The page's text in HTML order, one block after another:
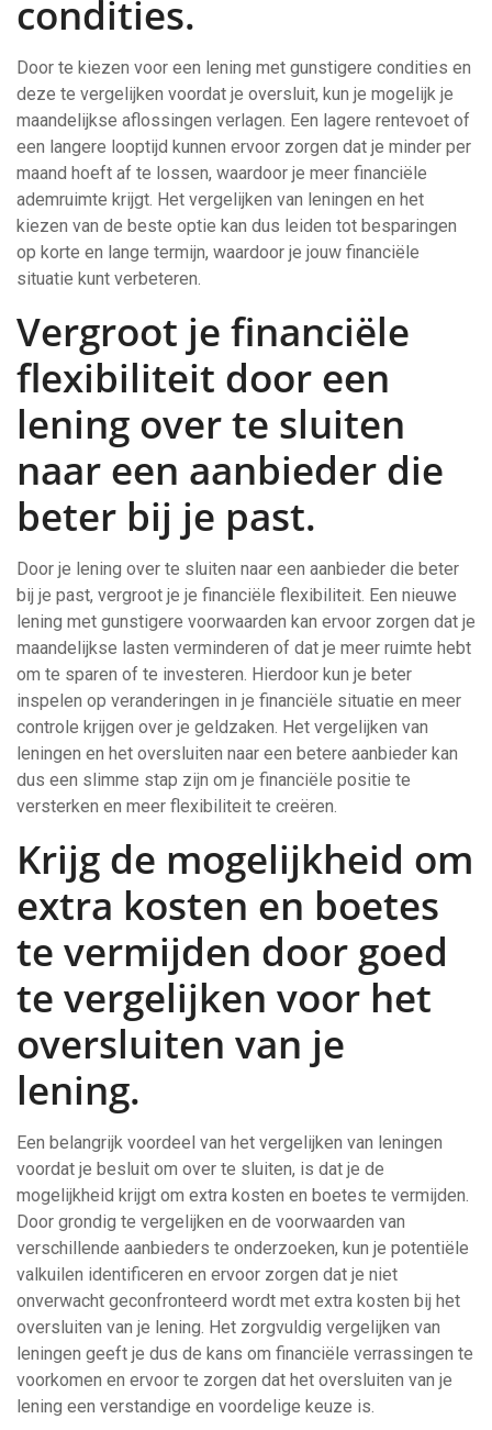
condities.
Door te kiezen voor een lening met gunstigere condities en
deze te vergelijken voordat je oversluit, kun je mogelijk je
maandelijkse aflossingen verlagen. Een lagere rentevoet of
een langere looptijd kunnen ervoor zorgen dat je minder per
maand hoeft af te lossen, waardoor je meer financiële
ademruimte krijgt. Het vergelijken van leningen en het
kiezen van de beste optie kan dus leiden tot besparingen
op korte en lange termijn, waardoor je jouw financiële
situatie kunt verbeteren.
Vergroot je financiële
flexibiliteit door een
lening over te sluiten
naar een aanbieder die
beter bij je past.
Door je lening over te sluiten naar een aanbieder die beter
bij je past, vergroot je je financiële flexibiliteit. Een nieuwe
lening met gunstigere voorwaarden kan ervoor zorgen dat je
maandelijkse lasten verminderen of dat je meer ruimte hebt
om te sparen of te investeren. Hierdoor kun je beter
inspelen op veranderingen in je financiële situatie en meer
controle krijgen over je geldzaken. Het vergelijken van
leningen en het oversluiten naar een betere aanbieder kan
dus een slimme stap zijn om je financiële positie te
versterken en meer flexibiliteit te creëren.
Krijg de mogelijkheid om
extra kosten en boetes
te vermijden door goed
te vergelijken voor het
oversluiten van je
lening.
Een belangrijk voordeel van het vergelijken van leningen
voordat je besluit om over te sluiten, is dat je de
mogelijkheid krijgt om extra kosten en boetes te vermijden.
Door grondig te vergelijken en de voorwaarden van
verschillende aanbieders te onderzoeken, kun je potentiële
valkuilen identificeren en ervoor zorgen dat je niet
onverwacht geconfronteerd wordt met extra kosten bij het
oversluiten van je lening. Het zorgvuldig vergelijken van
leningen geeft je dus de kans om financiële verrassingen te
voorkomen en ervoor te zorgen dat het oversluiten van je
lening een verstandige en voordelige keuze is.